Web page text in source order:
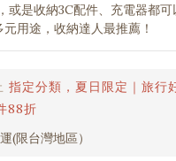
或是收納3C配件、充電器都可
用途，收納達人最推薦！
指定分類，夏日限定｜旅行
88折
(限台灣地區）